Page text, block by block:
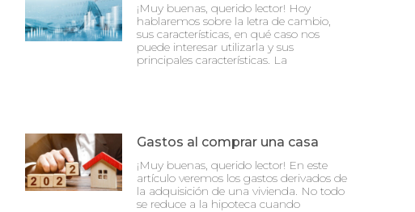
¡Muy buenas, querido lector! Hoy
hablaremos sobre la letra de cambio,
sus características, en qué caso nos
puede interesar utilizarla y sus
principales características. La
Gastos al comprar una casa
¡Muy buenas, querido lector! En este
artículo veremos los gastos derivados de
la adquisición de una vivienda. No todo
se reduce a la hipoteca cuando